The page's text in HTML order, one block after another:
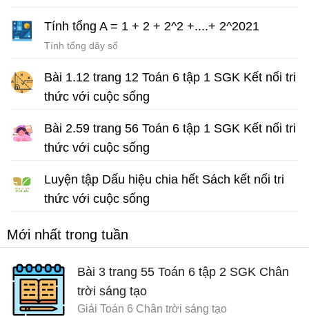
Tính tổng A = 1 + 2 + 2^2 +....+ 2^2021
Tính tổng dãy số
Bài 1.12 trang 12 Toán 6 tập 1 SGK Kết nối tri
thức với cuộc sống
Bài 2.59 trang 56 Toán 6 tập 1 SGK Kết nối tri
thức với cuộc sống
Luyện tập Dấu hiệu chia hết Sách kết nối tri
thức với cuộc sống
Mới nhất trong tuần
Bài 3 trang 55 Toán 6 tập 2 SGK Chân
trời sáng tạo
Giải Toán 6 Chân trời sáng tạo